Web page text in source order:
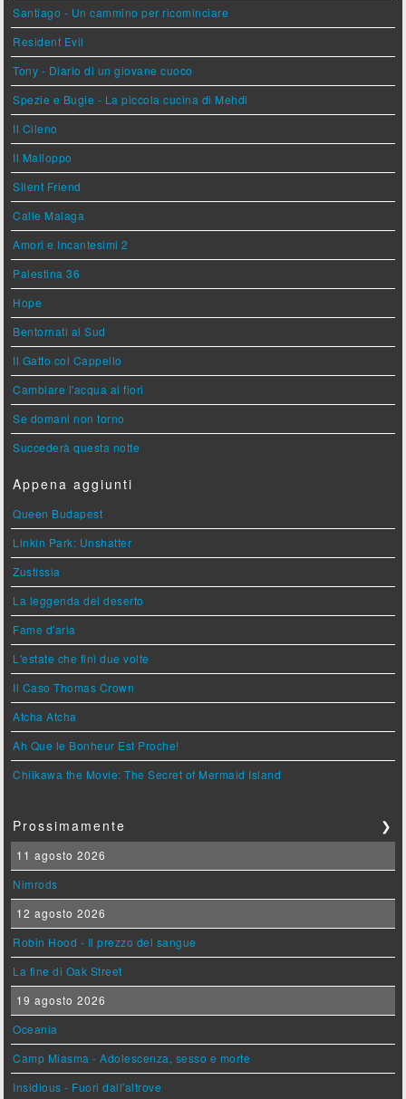
Santiago - Un cammino per ricominciare
Resident Evil
Tony - Diario di un giovane cuoco
Spezie e Bugie - La piccola cucina di Mehdi
Il Cileno
Il Malloppo
Silent Friend
Calle Malaga
Amori e Incantesimi 2
Palestina 36
Hope
Bentornati al Sud
Il Gatto col Cappello
Cambiare l'acqua ai fiori
Se domani non torno
Succederà questa notte
Appena aggiunti
Queen Budapest
Linkin Park: Unshatter
Zustissia
La leggenda del deserto
Fame d'aria
L'estate che finì due volte
Il Caso Thomas Crown
Atcha Atcha
Ah Que le Bonheur Est Proche!
Chiikawa the Movie: The Secret of Mermaid Island
Prossimamente ❯
11 agosto 2026
Nimrods
12 agosto 2026
Robin Hood - Il prezzo del sangue
La fine di Oak Street
19 agosto 2026
Oceania
Camp Miasma - Adolescenza, sesso e morte
Insidious - Fuori dall'altrove